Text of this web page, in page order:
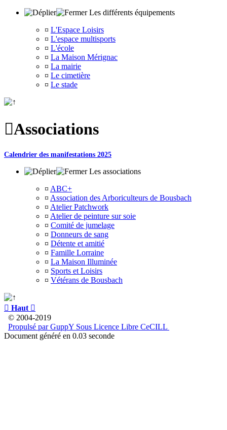
Les différents équipements
¤ L'Espace Loisirs
¤ L'espace multisports
¤ L'école
¤ La Maison Mérignac
¤ La mairie
¤ Le cimetière
¤ Le stade
Associations
Calendrier des manifestations 2025
Les associations
¤ ABC+
¤ Association des Arboriculteurs de Bousbach
¤ Atelier Patchwork
¤ Atelier de peinture sur soie
¤ Comité de jumelage
¤ Donneurs de sang
¤ Détente et amitié
¤ Famille Lorraine
¤ La Maison Illuminée
¤ Sports et Loisirs
¤ Vétérans de Bousbach
 Haut 
© 2004-2019
Propulsé par GuppY Sous Licence Libre CeCILL
Document généré en 0.03 seconde